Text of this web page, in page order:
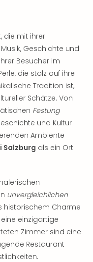
die mit ihrer
Geschichte und
Besucher im
die stolz auf ihre
Tradition ist,
Schätze. Von
Festung
und Kultur
Ambiente
Salzburg als ein Ort
unvergleichlichen
historischem Charme
einzigartige
Zimmer sind eine
Restaurant